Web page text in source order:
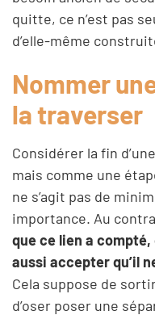
quitte, ce n’est pas
d’elle-même
Nommer
la traverser
Considérer la fin
mais comme une
ne s’agit pas de
importance. Au
que ce lien a compté,
aussi accepter qu’il
Cela suppose de
d’oser poser une